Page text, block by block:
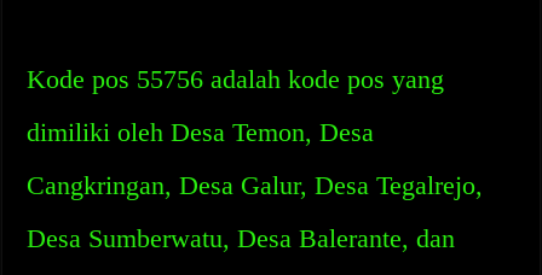
Kode pos 55756 adalah kode pos yang
dimiliki oleh Desa Temon, Desa
Cangkringan, Desa Galur, Desa Tegalrejo,
Desa Sumberwatu, Desa Balerante, dan